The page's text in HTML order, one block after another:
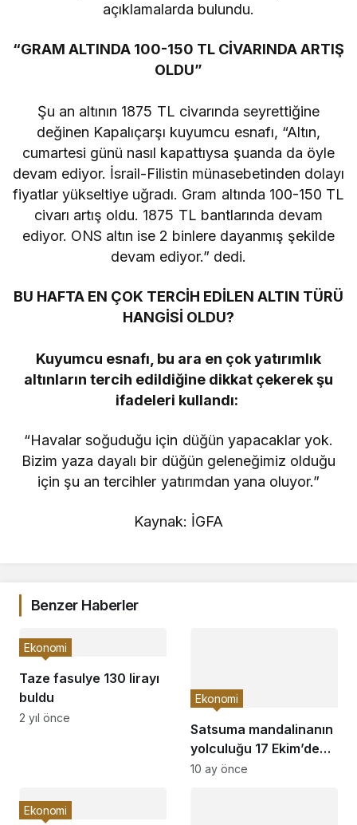
açıklamalarda bulundu.
“GRAM ALTINDA 100-150 TL CİVARINDA ARTIŞ
OLDU”
Şu an altının 1875 TL civarında seyrettiğine
değinen Kapalıçarşı kuyumcu esnafı, “Altın,
cumartesi günü nasıl kapattıysa şuanda da öyle
devam ediyor. İsrail-Filistin münasebetinden dolayı
fiyatlar yükseltiye uğradı. Gram altında 100-150 TL
civarı artış oldu. 1875 TL bantlarında devam
ediyor. ONS altın ise 2 binlere dayanmış şekilde
devam ediyor.” dedi.
BU HAFTA EN ÇOK TERCİH EDİLEN ALTIN TÜRÜ
HANGİSİ OLDU?
Kuyumcu esnafı, bu ara en çok yatırımlık
altınların tercih edildiğine dikkat çekerek şu
ifadeleri kullandı:
“Havalar soğuduğu için düğün yapacaklar yok.
Bizim yaza dayalı bir düğün geleneğimiz olduğu
için şu an tercihler yatırımdan yana oluyor.”
Kaynak: İGFA
Benzer Haberler
Taze fasulye 130 lirayı
buldu
Ekonomi
2 yıl önce
Satsuma mandalinanın
yolculuğu 17 Ekim’de
başlıyor
Ekonomi
10 ay önce
Ekonomi